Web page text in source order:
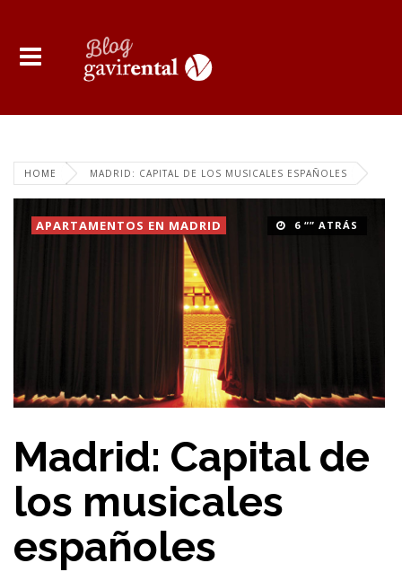
HOME MADRID: CAPITAL DE LOS MUSICALES ESPAÑOLES
6 “” ATRÁS
APARTAMENTOS EN MADRID
Madrid: Capital de
los musicales
españoles